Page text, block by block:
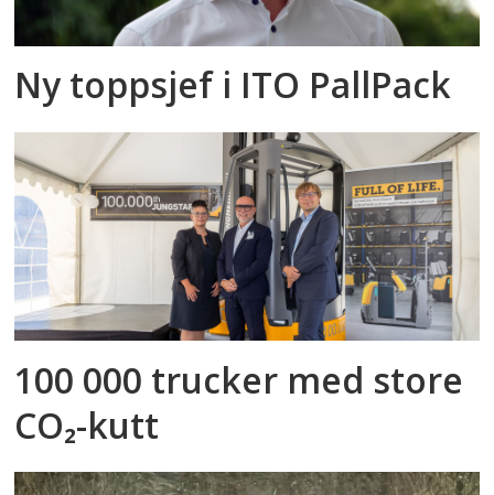
Ny toppsjef i ITO PallPack
100 000 trucker med store
CO₂-kutt